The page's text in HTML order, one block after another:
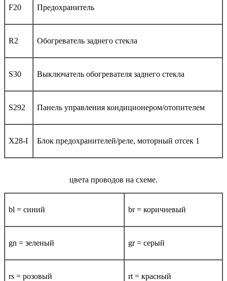
F20 Предохранитель
R2 Обогреватель заднего стекла
S30 Выключатель обогревателя заднего стекла
S292 Панель управления кондиционером/отопителем
X28-I Блок предохранителей/реле, моторный отсек 1
цвета проводов на схеме.
bl = синий br = коричневый
gn = зеленый gr = серый
rs = розовый rt = красный